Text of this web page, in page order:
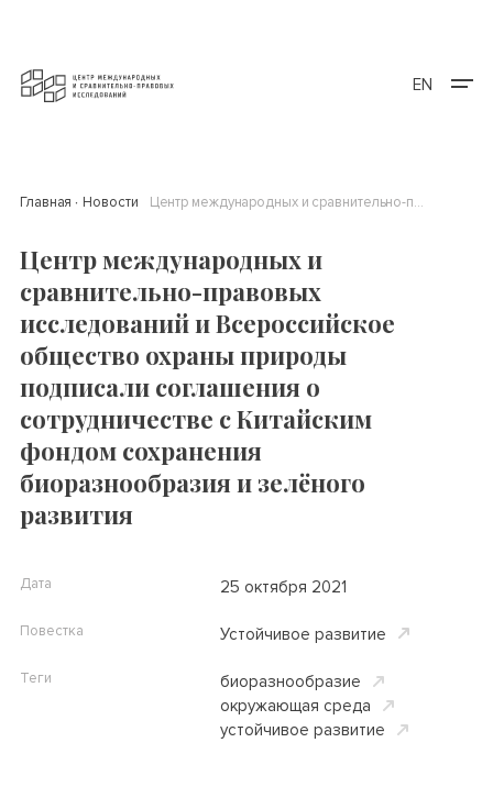
EN
Главная Новости Центр международных и сравнительно-правовых исследований и Всероссийское общество охраны природы подписали соглашения о сотрудничестве с Китайским фондом сохранения биоразнообразия и зелёного развития
Центр международных и
сравнительно-правовых
исследований и Всероссийское
общество охраны природы
подписали соглашения о
сотрудничестве с Китайским
фондом сохранения
биоразнообразия и зелёного
развития
Дата 25 октября 2021
Повестка Устойчивое развитие
Теги
биоразнообразие
окружающая среда
устойчивое развитие